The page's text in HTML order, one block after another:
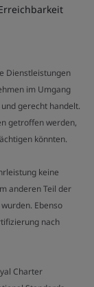
Dienstleistungen
im Umgang
gerecht handelt.
getroffen werden,
könnten.
keine
anderen Teil der
Ebenso
nach
Charter